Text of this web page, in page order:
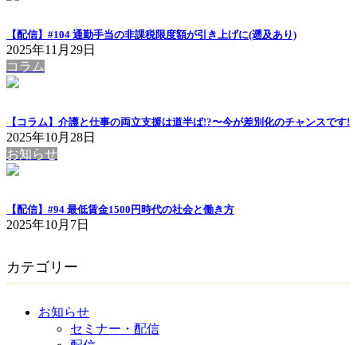
【配信】#104 通勤手当の非課税限度額が引き上げに(遡及あり)
2025年11月29日
コラム
【コラム】介護と仕事の両立支援は道半ば!?〜今が差別化のチャンスです!
2025年10月28日
お知らせ
【配信】#94 最低賃金1500円時代の社会と働き方
2025年10月7日
カテゴリー
お知らせ
セミナー・配信